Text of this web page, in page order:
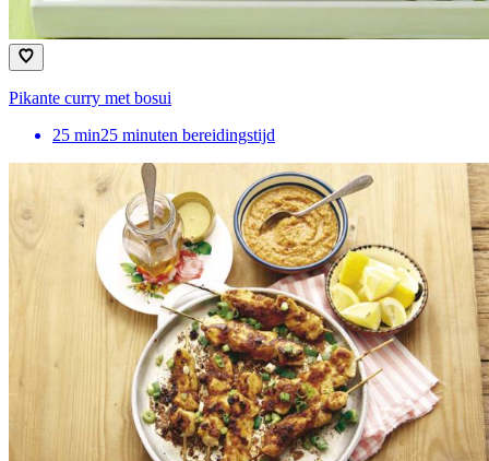
Pikante curry met bosui
25 min25 minuten bereidingstijd